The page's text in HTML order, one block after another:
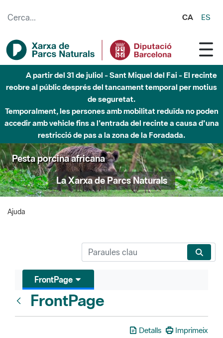
CA ES
A partir del 31 de juliol - Sant Miquel del Fai - El recinte
reobre al públic després del tancament temporal per motius
de seguretat.
Temporalment, les persones amb mobilitat reduïda no poden
accedir amb vehicle fins a l'entrada del recinte a causa d'una
restricció de pas a la zona de la Foradada.
Pesta porcina africana
La Xarxa de Parcs Naturals
Ajuda
FrontPage
FrontPage
Detalls Imprimeix